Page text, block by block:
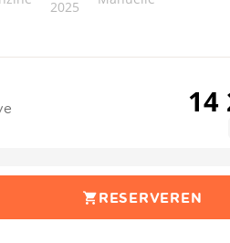
14
RESERVEREN